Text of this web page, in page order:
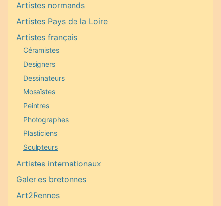
Artistes normands
Artistes Pays de la Loire
Artistes français
Céramistes
Designers
Dessinateurs
Mosaïstes
Peintres
Photographes
Plasticiens
Sculpteurs
Artistes internationaux
Galeries bretonnes
Art2Rennes